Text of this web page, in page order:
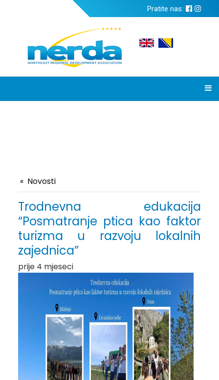
Pratite nas:
Novosti
Trodnevna edukacija
“Posmatranje ptica kao faktor
turizma u razvoju lokalnih
zajednica”
prije 4 mjeseci